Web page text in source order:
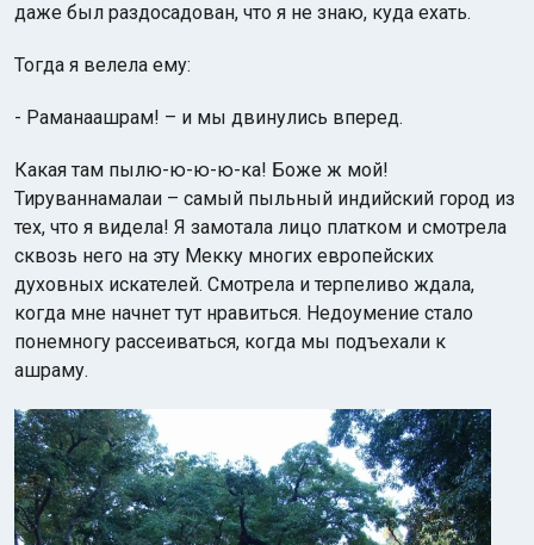
даже был раздосадован, что я не знаю, куда ехать.
Тогда я велела ему:
- Раманаашрам! – и мы двинулись вперед.
Какая там пылю-ю-ю-ю-ка! Боже ж мой!
Тируваннамалаи – самый пыльный индийский город из
тех, что я видела! Я замотала лицо платком и смотрела
сквозь него на эту Мекку многих европейских
духовных искателей. Смотрела и терпеливо ждала,
когда мне начнет тут нравиться. Недоумение стало
понемногу рассеиваться, когда мы подъехали к
ашраму.